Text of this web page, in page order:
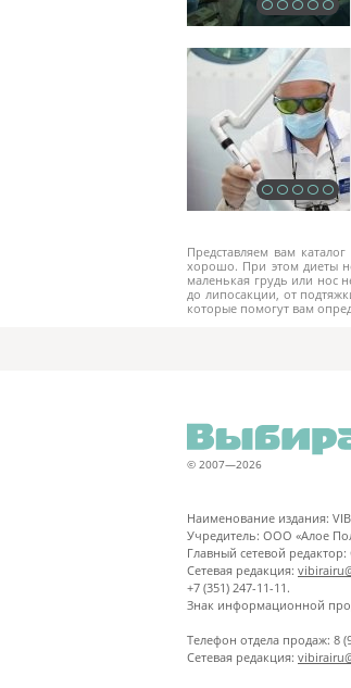
Представляем вам
хорошо. При этом диеты
маленькая грудь или нос
до липосакции, от
которые помогут вам
© 2007—2026
Наименование издания:
Учредитель: ООО «Алое
Главный сетевой
Сетевая редакция:
+7 (351) 247-11-11.
Знак информационной
Телефон отдела продаж: 8
Сетевая редакция: